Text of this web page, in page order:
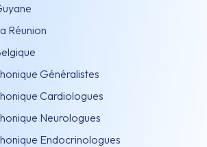
Réunion
Généralistes
Cardiologues
Neurologues
Endocrinologues